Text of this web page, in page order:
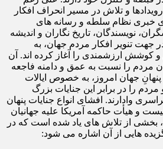
و تلاش در مسیر انحراف افکار
خبری نظام سلطه و رسانه های
نویسندگان، تاریخ نگاران و اندیشه
جهت تنویر افکار مردم جهان، به
کوشش ارزشمندی را آغاز کرده اند. آن
مردم را نسبت به عمق و دامنه فاجعه
جهان امروز، به خصوص ایالات
مردم را در برابر این جنایات بزرگ
وادارند. افشای انواع جنایات پنهان
و هیأت حاکمه آمریکا علیه جهانیان
بخشی از تلاش های یاد شده است که در
هایی از آن اشاره می شود: